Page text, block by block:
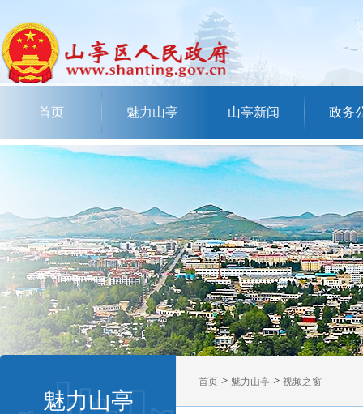
首页 魅力山亭 山亭新闻 政务
魅力山亭
首页 > 魅力山亭 > 视频之窗